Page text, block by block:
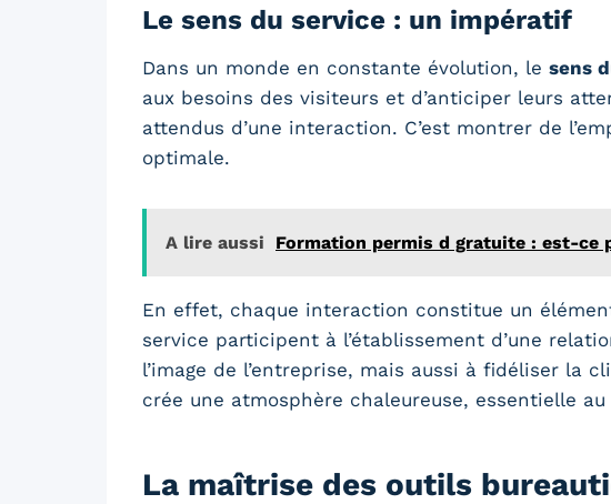
Le sens du service : un impératif
Dans un monde en constante évolution, le sens
aux besoins des visiteurs et d’anticiper leurs
attendus d’une interaction. C’est montrer de
optimale.
A lire aussi Formation permis d gratuite : est-ce
En effet, chaque interaction constitue un
service participent à l’établissement d’une
l’image de l’entreprise, mais aussi à fidéliser la
crée une atmosphère chaleureuse, essentielle
La maîtrise des outils